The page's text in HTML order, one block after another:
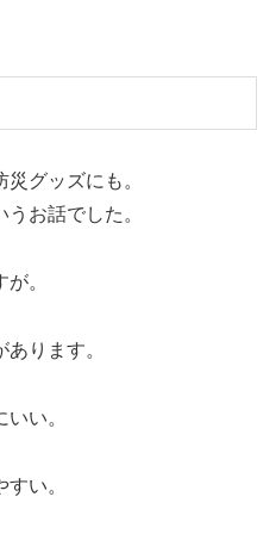
グッズにも。
お話でした。
。
ります。
い。
い。